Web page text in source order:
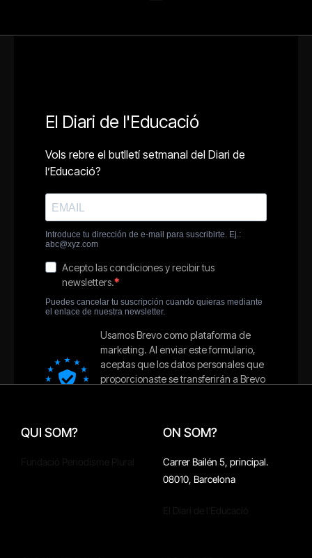
QUI SOM? ON SOM?
Carrer Bailén 5, principal.
08010, Barcelona